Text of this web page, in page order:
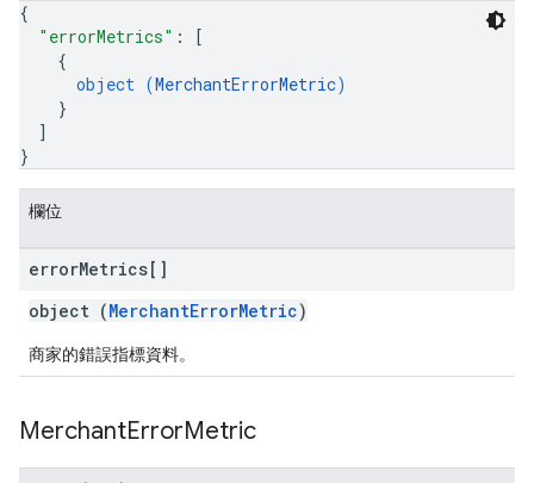
{
"errorMetrics" :
[
{
object (MerchantErrorMetric)
}
]
}
欄位
errorMetrics[]
object (MerchantErrorMetric)
商家的錯誤指標資料。
MerchantErrorMetric